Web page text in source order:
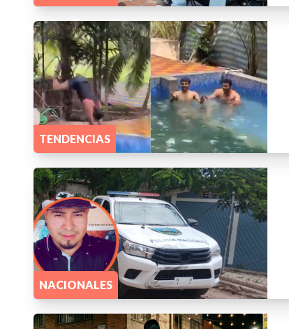
TENDENCIAS
NACIONALES